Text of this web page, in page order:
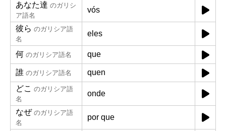
あなた達 のガリシ
ア語名
vós
彼ら のガリシア語
名
eles
何 のガリシア語名 que
誰 のガリシア語名
quen
どこ のガリシア語
名
onde
なぜ のガリシア語
名
por que